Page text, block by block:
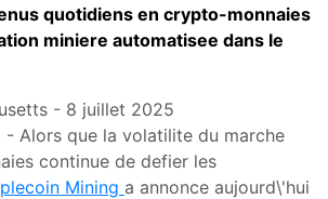
quotidiens en crypto-monnaies
miniere automatisee dans le
- 8 juillet 2025
- Alors que la volatilite du marche
continue de defier les
Mining a annonce aujourd\'hui